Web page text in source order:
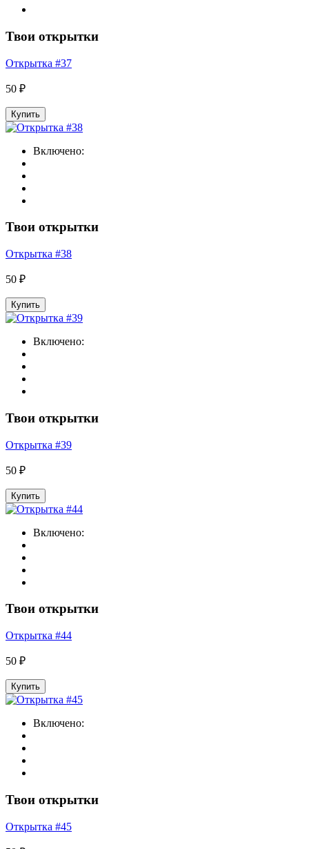
Твои открытки
Открытка #37
50 ₽
Купить
Включено:
Твои открытки
Открытка #38
50 ₽
Купить
Включено:
Твои открытки
Открытка #39
50 ₽
Купить
Включено:
Твои открытки
Открытка #44
50 ₽
Купить
Включено:
Твои открытки
Открытка #45